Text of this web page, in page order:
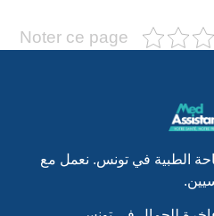
Noter ce page
الطبية في تونس. نعمل مع